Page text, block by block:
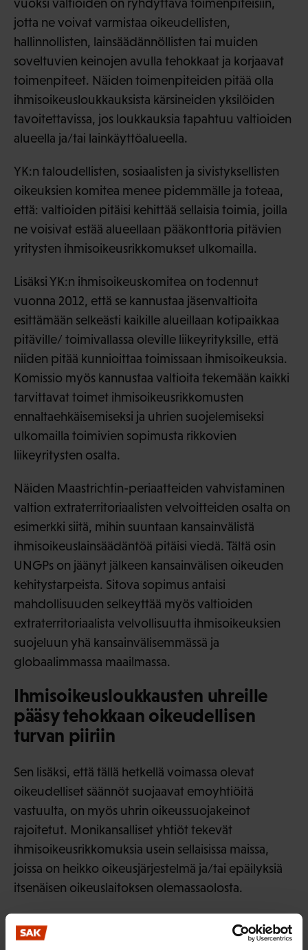
vuoksi valtioiden on ryhdyttävä toimenpiteisiin,
jotta ne voivat varmistaa oikeudellisten,
hallinnollisten, lainsäädännöllisten tai muiden
soveltuvien keinojen avulla tehokkaat ja korjaavat
toimenpiteet. Näiden toimenpiteiden pitää olla
ihmisoikeusloukkauksista kärsineiden yksilöiden
tavoitettavissa, jos loukkauksia tapahtuu valtioiden
alueella ja/tai lainkäyttöalueella.
YK:n taloudellisten, sosiaalisten ja sivistyksellisten
oikeuksien komitea menee pidemmälle ja toteaa,
että: valtioiden pitäisi kehittää sellaisia toimia, joilla
ne voisivat estää alueellaan pääkonttoria pitävien
yritysten ihmisoikeusrikkomukset ulkomailla.
Lisäksi YK:n ihmisoikeuskomitea on todennut
vuonna 2012, että se kannustaa jäsenvaltioita
esittämään selkeästi kaikille alueillaan kotipaikkaa
pitäville/ toimivallassa oleville liikeyrityksille, että
niiden pitää kunnioittaa toimissaan ihmisoikeuksia.
Komissio myös kannustaa valtioita tekemään kaikki
tarvittavat toimet ihmisoikeusrikkomusten
ennaltaehkäisemiseksi ja uhrien suojelemiseksi
ulkomailla toimivien sopimusta rikkovien
liikeyritysten osalta.
Näiden Maastrichtin-periaatteiden vahvistaminen
valtion extraterritoriaalisten velvoitteiden osalta on
esimerkki siitä, mihin suuntaan kansainvälistä
ihmisoikeuslainsäädäntöä pitäisi viedä. Tältä osin
UNGPs on jäänyt jälkeen kansainvälisen oikeuden
kehitystarpeista. Sitova sopimus antaisi
mahdollisuuden selkeyttää myös valtioiden
extraterritoriaalista velvollisuutta ihmisoikeuksien
suojeluun yhä kansainvälisemmässä ja
globaalimmassa maailmassa.
Ihmisoikeusloukkausten uhreille
pääsy tehokkaan oikeudellisen
turvan piiriin
Sen lisäksi, että tällä hetkellä voimassa olevat
oikeudelliset säännöt suojaavat emoyhtiöitä
vastuulta, on myös uhrin oikeussuojakeinot
rajoitetut. Monikansalliset yhtiöt tekevät
ihmisoikeusrikkomuksia usein sellaisissa maissa,
joissa on heikko oikeusjärjestelmä ja/tai epäilyksiä
itsenäisen oikeuslaitoksen olemassaolosta.
Valtioiden on toimeenpantava tarvittavat
oikeudelliset, hallinnolliset ja tarvittavat muut